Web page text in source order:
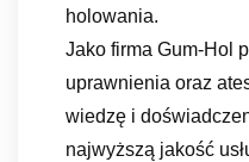
holowania.
Jako firma Gum-Hol
uprawnienia oraz
wiedzę i
najwyższą jakość